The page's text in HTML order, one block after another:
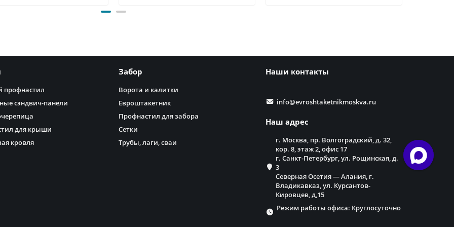
профнастил
сэндвич-панели
для крыши
кровля
Забор
Ворота и калитки
Евроштакетник
Профнастил для забора
Сетки
Трубы, лаги, сваи
Наши контакты
info@evroshtaketnikmoskva.ru
Наш адрес
г. Москва, пр. Волгоградский, д. 32,
кор. 8, этаж 2, офис 17
г. Санкт-Петербург, ул. Рощинская, д.
3
Северная Осетия — Алания, г.
Владикавказ, ул. Курсантов-
Кировцев, д,15
Режим работы офиса: Круглосуточно